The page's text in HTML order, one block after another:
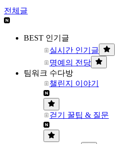
전체글
BEST 인기글
실시간 인기글
명예의 전당
팀워크 수다방
챌린지 이야기
걷기 꿀팁 & 질문